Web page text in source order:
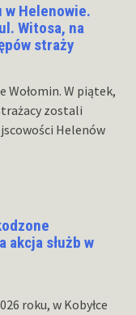
w Helenowie.
Witosa, na
straży
Wołomin. W piątek,
zostali
Helenów
akcja służb w
roku, w Kobyłce